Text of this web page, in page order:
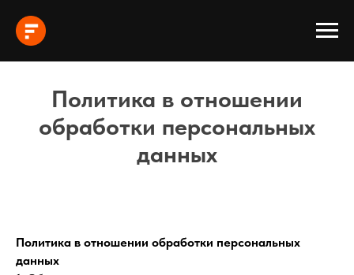
Политика в отношении
обработки персональных
данных
Политика в отношении обработки персональных
данных